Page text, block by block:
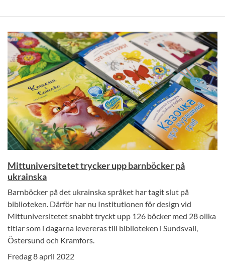
Mittuniversitetet trycker upp barnböcker på
ukrainska
Barnböcker på det ukrainska språket har tagit slut på
biblioteken. Därför har nu Institutionen för design vid
Mittuniversitetet snabbt tryckt upp 126 böcker med 28 olika
titlar som i dagarna levereras till biblioteken i Sundsvall,
Östersund och Kramfors.
Fredag 8 april 2022